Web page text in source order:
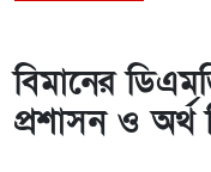
বিমানের
প্রশাসন ও অর্থ